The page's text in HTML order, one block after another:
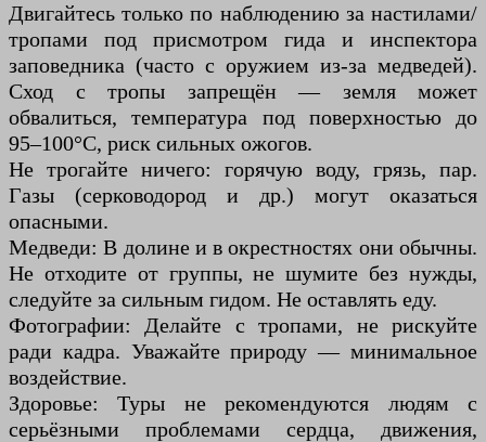
Двигайтесь только по наблюдению за настилами/
тропами под присмотром гида и инспектора
заповедника (часто с оружием из-за медведей).
Сход с тропы запрещён — земля может
обвалиться, температура под поверхностью до
95–100°C, риск сильных ожогов.
Не трогайте ничего: горячую воду, грязь, пар.
Газы (серководород и др.) могут оказаться
опасными.
Медведи: В долине и в окрестностях они обычны.
Не отходите от группы, не шумите без нужды,
следуйте за сильным гидом. Не оставлять еду.
Фотографии: Делайте с тропами, не рискуйте
ради кадра. Уважайте природу — минимальное
воздействие.
Здоровье: Туры не рекомендуются людям с
серьёзными проблемами сердца, движения,